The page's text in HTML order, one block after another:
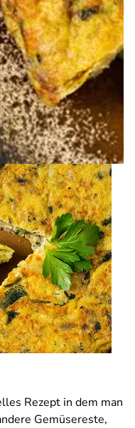
Rezept in dem man
Gemüsereste,